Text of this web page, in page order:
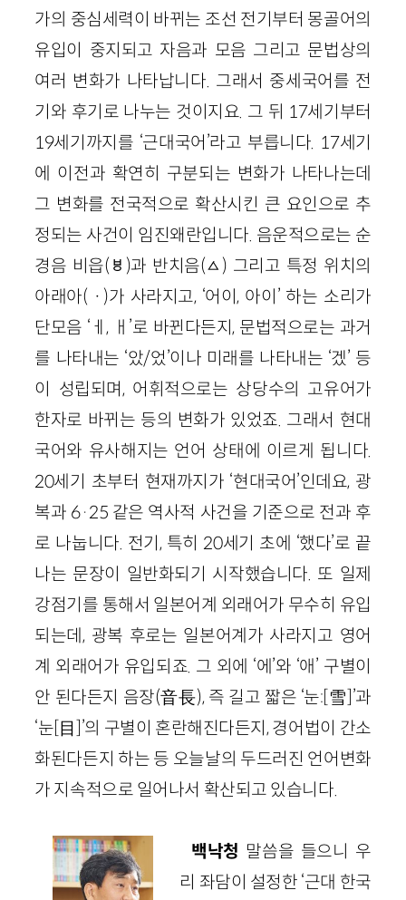
가의 중심세력이 바뀌는 조선 전기부터 몽골어의
유입이 중지되고 자음과 모음 그리고 문법상의
여러 변화가 나타납니다. 그래서 중세국어를 전
기와 후기로 나누는 것이지요. 그 뒤 17세기부터
19세기까지를 ‘근대국어’라고 부릅니다. 17세기
에 이전과 확연히 구분되는 변화가 나타나는데
그 변화를 전국적으로 확산시킨 큰 요인으로 추
정되는 사건이 임진왜란입니다. 음운적으로는 순
경음 비읍(ㅸ)과 반치음(ㅿ) 그리고 특정 위치의
아래아(ㆍ)가 사라지고, ‘어이, 아이’ 하는 소리가
단모음 ‘ㅔ, ㅐ’로 바뀐다든지, 문법적으로는 과거
를 나타내는 ‘았/었’이나 미래를 나타내는 ‘겠’ 등
이 성립되며, 어휘적으로는 상당수의 고유어가
한자로 바뀌는 등의 변화가 있었죠. 그래서 현대
국어와 유사해지는 언어 상태에 이르게 됩니다.
20세기 초부터 현재까지가 ‘현대국어’인데요, 광
복과 6·25 같은 역사적 사건을 기준으로 전과 후
로 나눕니다. 전기, 특히 20세기 초에 ‘했다’로 끝
나는 문장이 일반화되기 시작했습니다. 또 일제
강점기를 통해서 일본어계 외래어가 무수히 유입
되는데, 광복 후로는 일본어계가 사라지고 영어
계 외래어가 유입되죠. 그 외에 ‘에’와 ‘애’ 구별이
안 된다든지 음장(音長), 즉 길고 짧은 ‘눈:[雪]’과
‘눈[目]’의 구별이 혼란해진다든지, 경어법이 간소
화된다든지 하는 등 오늘날의 두드러진 언어변화
가 지속적으로 일어나서 확산되고 있습니다.
백낙청 말씀을 들으니 우
리 좌담이 설정한 ‘근대 한국